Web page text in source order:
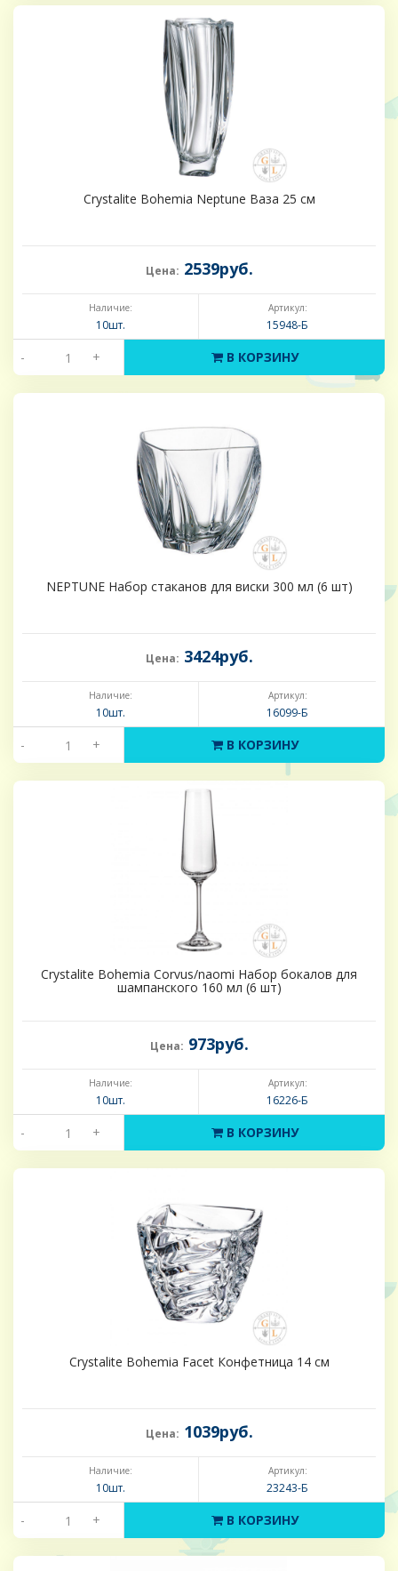
Crystalite Bohemia Neptune Ваза 25 см
Цена: 2539руб.
Наличие:
10шт.
Артикул:
15948-Б
- + В КОРЗИНУ
NEPTUNE Набор стаканов для виски 300 мл (6 шт)
Цена: 3424руб.
Наличие:
10шт.
Артикул:
16099-Б
- + В КОРЗИНУ
Crystalite Bohemia Corvus/naomi Набор бокалов для
шампанского 160 мл (6 шт)
Цена: 973руб.
Наличие:
10шт.
Артикул:
16226-Б
- + В КОРЗИНУ
Crystalite Bohemia Facet Конфетница 14 см
Цена: 1039руб.
Наличие:
10шт.
Артикул:
23243-Б
- + В КОРЗИНУ